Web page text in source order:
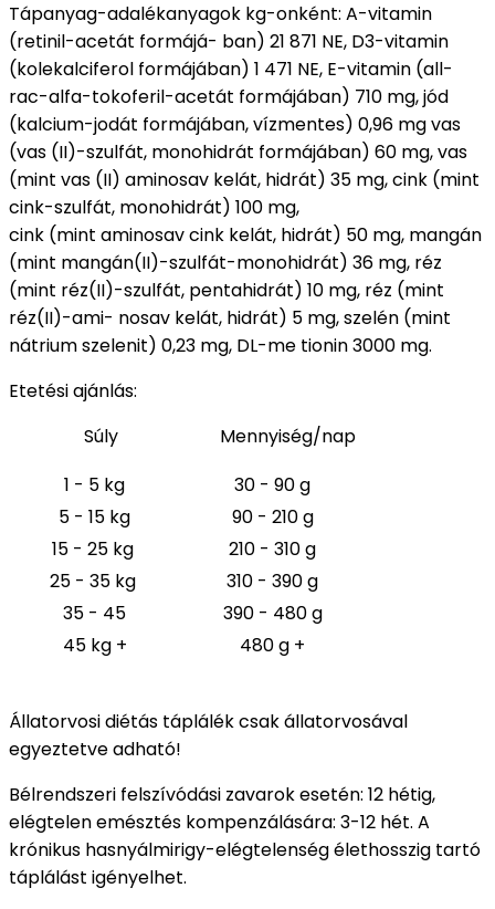
Tápanyag-adalékanyagok kg-onként: A-vitamin
(retinil-acetát formájá- ban) 21 871 NE, D3-vitamin
(kolekalciferol formájában) 1 471 NE, E-vitamin (all-
rac-alfa-tokoferil-acetát formájában) 710 mg, jód
(kalcium-jodát formájában, vízmentes) 0,96 mg vas
(vas (II)-szulfát, monohidrát formájában) 60 mg, vas
(mint vas (II) aminosav kelát, hidrát) 35 mg, cink (mint
cink-szulfát, monohidrát) 100 mg,
cink (mint aminosav cink kelát, hidrát) 50 mg, mangán
(mint mangán(II)-szulfát-monohidrát) 36 mg, réz
(mint réz(II)-szulfát, pentahidrát) 10 mg, réz (mint
réz(II)-ami- nosav kelát, hidrát) 5 mg, szelén (mint
nátrium szelenit) 0,23 mg, DL-me tionin 3000 mg.
Etetési ajánlás:
Súly Mennyiség/nap
1 - 5 kg
30 - 90 g
5 - 15 kg
90 - 210 g
15 - 25 kg
210 - 310 g
25 - 35 kg
310 - 390 g
35 - 45
390 - 480 g
45 kg +
480 g +
Állatorvosi diétás táplálék csak állatorvosával
egyeztetve adható!
Bélrendszeri felszívódási zavarok esetén: 12 hétig,
elégtelen emésztés kompenzálására: 3-12 hét. A
krónikus hasnyálmirigy-elégtelenség élethosszig tartó
táplálást igényelhet.